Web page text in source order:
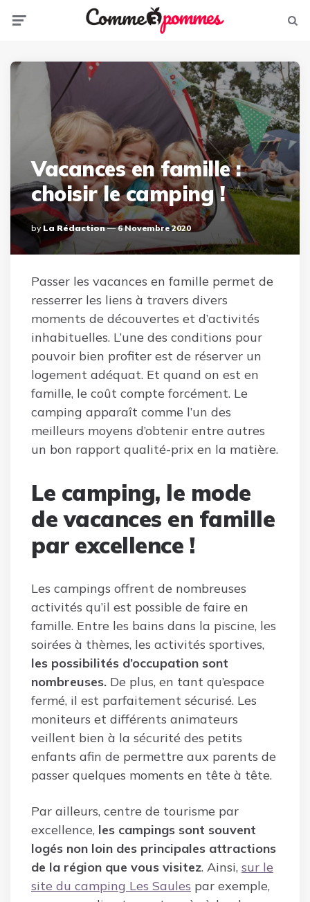
Vacances en famille :
choisir le camping !
Posted
By
By La Rédaction 6 Novembre 2020
Passer les vacances en famille permet de
resserrer les liens à travers divers
moments de découvertes et d’activités
inhabituelles. L’une des conditions pour
pouvoir bien profiter est de réserver un
logement adéquat. Et quand on est en
famille, le coût compte forcément. Le
camping apparaît comme l’un des
meilleurs moyens d’obtenir entre autres
un bon rapport qualité-prix en la matière.
Le camping, le mode
de vacances en famille
par excellence !
Les campings offrent de nombreuses
activités qu’il est possible de faire en
famille. Entre les bains dans la piscine, les
soirées à thèmes, les activités sportives,
les possibilités d’occupation sont
nombreuses. De plus, en tant qu’espace
fermé, il est parfaitement sécurisé. Les
moniteurs et différents animateurs
veillent bien à la sécurité des petits
enfants afin de permettre aux parents de
passer quelques moments en tête à tête.
Par ailleurs, centre de tourisme par
excellence, les campings sont souvent
logés non loin des principales attractions
de la région que vous visitez. Ainsi, sur le
site du camping Les Saules par exemple,